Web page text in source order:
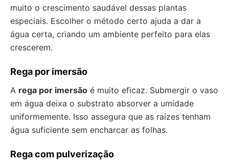
muito o crescimento saudável dessas plantas
especiais. Escolher o método certo ajuda a dar a
água certa, criando um ambiente perfeito para elas
crescerem.
Rega por imersão
A rega por imersão é muito eficaz. Submergir o vaso
em água deixa o substrato absorver a umidade
uniformemente. Isso assegura que as raízes tenham
água suficiente sem encharcar as folhas.
Rega com pulverização